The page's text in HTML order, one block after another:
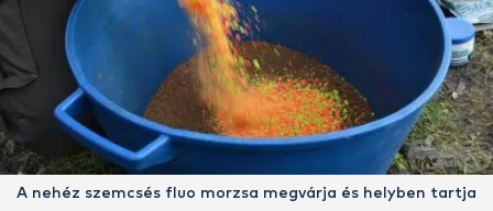
A nehéz szemcsés fluo morzsa megvárja és helyben tartja